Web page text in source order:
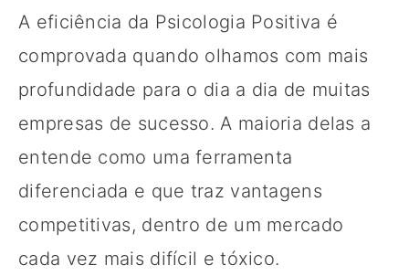
A eficiência da Psicologia Positiva é
comprovada quando olhamos com mais
profundidade para o dia a dia de muitas
empresas de sucesso. A maioria delas a
entende como uma ferramenta
diferenciada e que traz vantagens
competitivas, dentro de um mercado
cada vez mais difícil e tóxico.